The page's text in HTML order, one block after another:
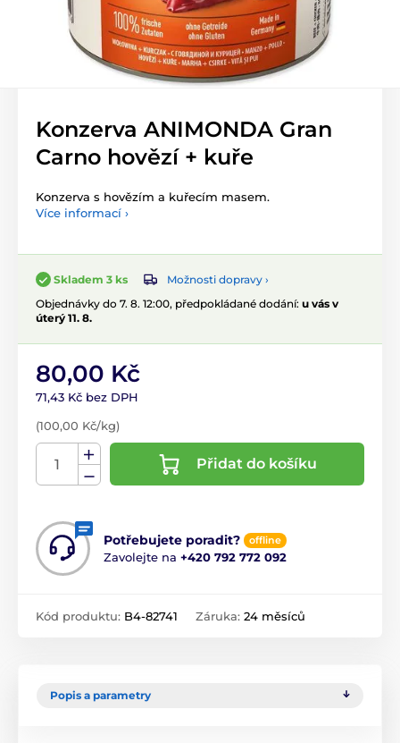
Konzerva ANIMONDA Gran
Carno hovězí + kuře
Konzerva s hovězím a kuřecím masem.
Více informací ›
Skladem 3 ks
Možnosti dopravy ›
Objednávky do 7. 8. 12:00, předpokládané dodání: u vás v
úterý 11. 8.
80,00 Kč
71,43 Kč bez DPH
(100,00 Kč/kg)
Přidat do košíku
Potřebujete poradit? offline
Zavolejte na +420 792 772 092
Kód produktu: B4-82741 Záruka: 24 měsíců
Popis a parametry